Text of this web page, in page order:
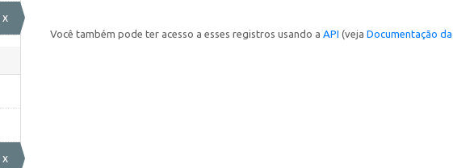
x
x
Você também pode ter acesso a esses registros usando a API (veja Documentação da